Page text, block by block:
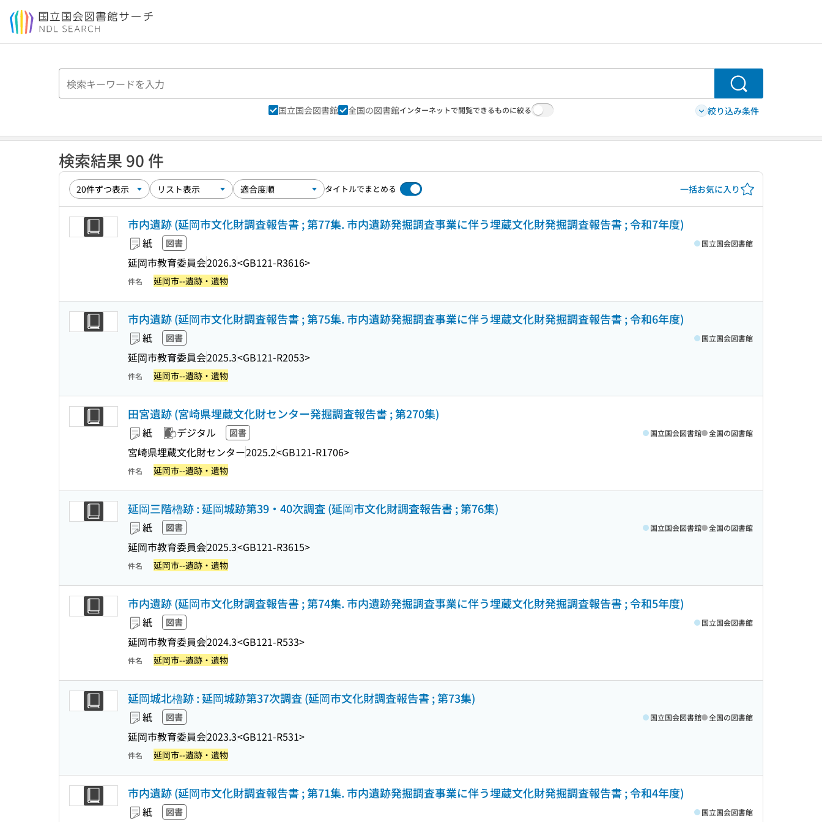
本文へ移動
検索
国立国会図書館 全国の図書館インターネットで閲覧できるものに絞る 絞り込み条件
検索結果 90 件
タイトルでまとめる 一括お気に入り
市内遺跡 (延岡市文化財調査報告書 ; 第77集. 市内遺跡発掘調査事業に伴う埋蔵文化財発掘調査報告書 ; 令和7年度)
紙 図書
延岡市教育委員会2026.3<GB121-R3616>
国立国会図書館
件名 延岡市--遺跡・遺物
市内遺跡 (延岡市文化財調査報告書 ; 第75集. 市内遺跡発掘調査事業に伴う埋蔵文化財発掘調査報告書 ; 令和6年度)
紙 図書
延岡市教育委員会2025.3<GB121-R2053>
国立国会図書館
件名 延岡市--遺跡・遺物
田宮遺跡 (宮崎県埋蔵文化財センター発掘調査報告書 ; 第270集)
紙 デジタル 図書
宮崎県埋蔵文化財センター2025.2<GB121-R1706>
国立国会図書館 全国の図書館
件名 延岡市--遺跡・遺物
延岡三階櫓跡 : 延岡城跡第39・40次調査 (延岡市文化財調査報告書 ; 第76集)
紙 図書
延岡市教育委員会2025.3<GB121-R3615>
国立国会図書館 全国の図書館
件名 延岡市--遺跡・遺物
市内遺跡 (延岡市文化財調査報告書 ; 第74集. 市内遺跡発掘調査事業に伴う埋蔵文化財発掘調査報告書 ; 令和5年度)
紙 図書
延岡市教育委員会2024.3<GB121-R533>
国立国会図書館
件名 延岡市--遺跡・遺物
延岡城北櫓跡 : 延岡城跡第37次調査 (延岡市文化財調査報告書 ; 第73集)
紙 図書
延岡市教育委員会2023.3<GB121-R531>
国立国会図書館 全国の図書館
件名 延岡市--遺跡・遺物
市内遺跡 (延岡市文化財調査報告書 ; 第71集. 市内遺跡発掘調査事業に伴う埋蔵文化財発掘調査報告書 ; 令和4年度)
紙 図書 国立国会図書館